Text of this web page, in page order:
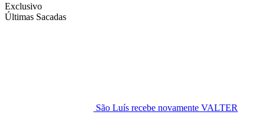
Exclusivo
Últimas Sacadas
São Luís recebe novamente VALTER